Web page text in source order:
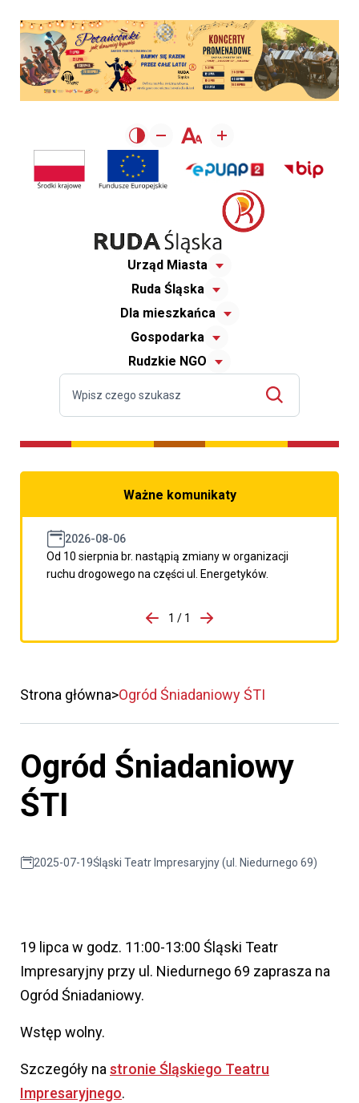
Urząd Miasta
Ruda Śląska
Dla mieszkańca
Gospodarka
Rudzkie NGO
Ważne komunikaty
2026-08-06
Od 10 sierpnia br. nastąpią zmiany w organizacji
ruchu drogowego na części ul. Energetyków.
porzpedniego komunikatu
1 / 1
Przejdź do następnego
Strona główna Ogród Śniadaniowy ŚTI
Ogród Śniadaniowy
ŚTI
2025-07-19Śląski Teatr Impresaryjny (ul. Niedurnego 69)
19 lipca w godz. 11:00-13:00 Śląski Teatr
Impresaryjny przy ul. Niedurnego 69 zaprasza na
Ogród Śniadaniowy.
Wstęp wolny.
Szczegóły na stronie Śląskiego Teatru
Impresaryjnego.